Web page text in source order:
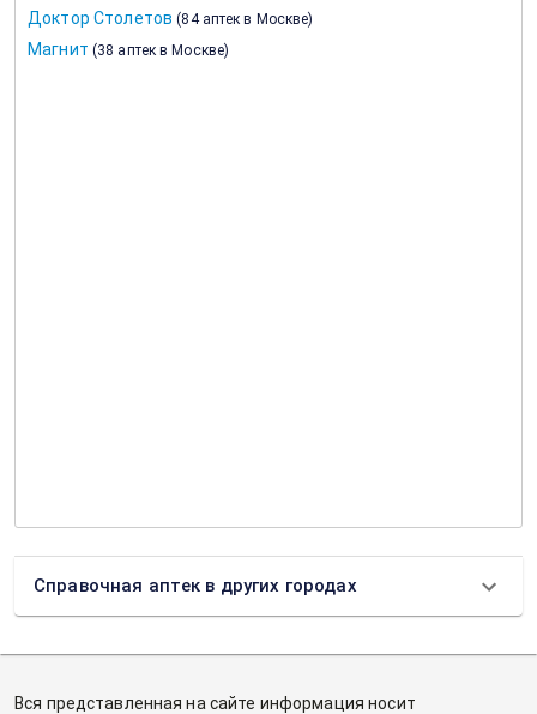
Доктор Столетов (84 аптек в Москве)
Магнит (38 аптек в Москве)
Справочная аптек в других городах
Вся представленная на сайте информация носит